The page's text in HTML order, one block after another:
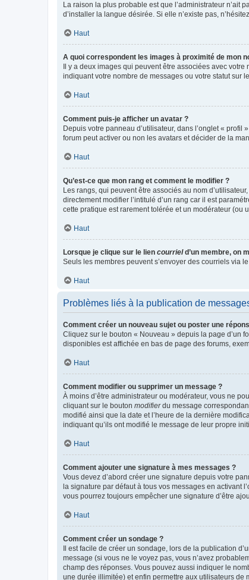
La raison la plus probable est que l’administrateur n’ait
d’installer la langue désirée. Si elle n’existe pas,
Haut
A quoi correspondent les images à proximité de mon
Il y a deux images qui peuvent être associées avec
indiquant votre nombre de messages ou votre statut sur
Haut
Comment puis-je afficher un avatar ?
Depuis votre panneau d’utilisateur, dans l’onglet « profil
forum peut activer ou non les avatars et décider de la
Haut
Qu’est-ce que mon rang et comment le modifier ?
Les rangs, qui peuvent être associés au nom
directement modifier l’intitulé d’un rang car il est
cette pratique est rarement tolérée et un modérateur (ou
Haut
Lorsque je clique sur le lien courrield’un membre, on
Seuls les membres peuvent s’envoyer des courriels via
Haut
Problèmes liés à la publication de
Comment créer un nouveau sujet ou poster une
Cliquez sur le bouton « Nouveau » depuis la page d’un
disponibles est affichée en bas de page des forums,
Haut
Comment modifier ou supprimer un message ?
À moins d’être administrateur ou modérateur, vous ne
cliquant sur le bouton modifierdu message
modifié ainsi que la date et l’heure de la dernière
indiquant qu’ils ont modifié le message de leur propre
Haut
Comment ajouter une signature à mes messages ?
Vous devez d’abord créer une signature depuis votre
la signature par défaut à tous vos messages en activant
vous pourrez toujours empêcher une signature d’être
Haut
Comment créer un sondage ?
Il est facile de créer un sondage, lors de la publication
message (si vous ne le voyez pas, vous n’avez
champ des réponses. Vous pouvez aussi indiquer le
une durée illimitée) et enfin permettre aux utilisateurs de